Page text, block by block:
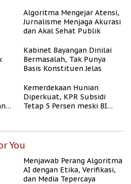
Algoritma Mengejar Atensi,
Jurnalisme Menjaga Akurasi
dan Akal Sehat Publik
Kabinet Bayangan Dinilai
Bermasalah, Tak Punya
Basis Konstituen Jelas
Kemerdekaan Hunian
Diperkuat, KPR Subsidi
Tetap 5 Persen meski BI
You
Menjawab Perang Algoritma
AI dengan Etika, Verifikasi,
dan Media Tepercaya